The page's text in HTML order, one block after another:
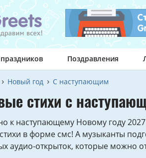
Поздравления
Новый год С наступающим
стихи с
к наступающему Новому году
в форме смс! А музыканты
аудио-открыток, которые можно